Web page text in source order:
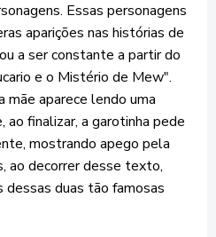
Essas personagens
aparições nas histórias de
a ser constante a partir do
e o Mistério de Mew".
mãe aparece lendo uma
ao finalizar, a garotinha pede
mostrando apego pela
ao decorrer desse texto,
dessas duas tão famosas